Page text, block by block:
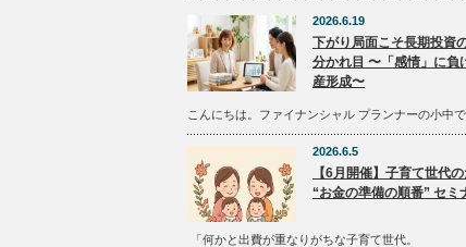
2026.6.19
下がり局面こそ長期投資
分かれ目 〜「感情」に負
産形成〜
こんにちは。ファイナンシャル プランナーの小中で
2026.6.5
【6月開催】子育て世代
“お金の準備の順番” セミ
「何かと出費が重なりがちな子育て世代。